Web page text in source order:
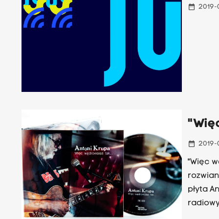
date_range
date_range 2019-
"Więc
płyta